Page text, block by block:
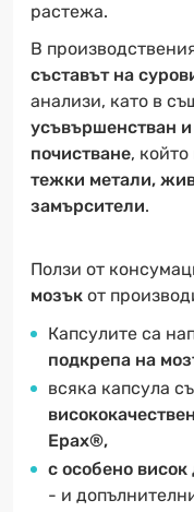
растежа.
В
съставът на
анализи, като в
усъвършенстван
почистване,
тежки метали,
замърсители.
Ползи от
мозък от
Капсулите са
подкрепа на
всяка капсула
Epax®,
с особено висок
- и